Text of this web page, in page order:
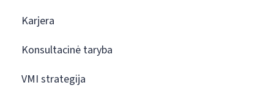
Karjera
Konsultacinė taryba
VMI strategija